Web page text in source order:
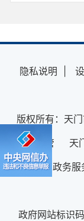
隐私说明
版权所有：天
管 天
12345政务
政府网站标